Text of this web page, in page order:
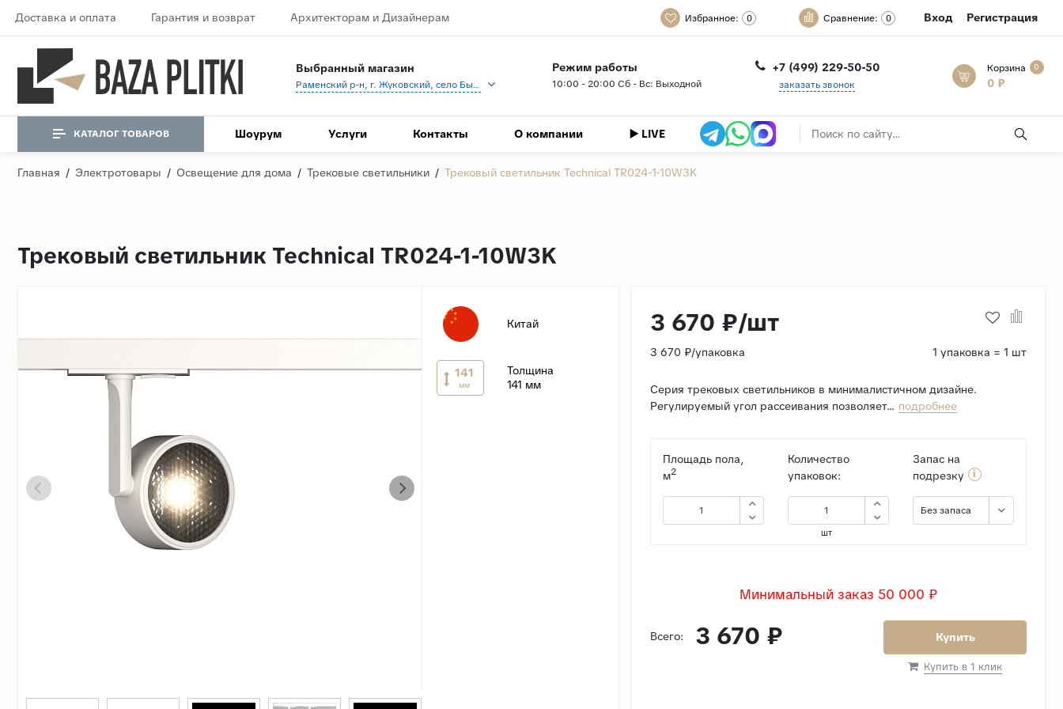
Доставка и оплата Гарантия и возврат Архитекторам и Дизайнерам Избранное: 0 Сравнение: 0 Вход Регистрация
Выбранный магазин
Раменский р-н, г. Жуковский, село Быково, кп Спартак, Береговая ул., 1
Режим работы
10:00 - 20:00 Сб - Вс: Выходной
+7 (499) 229-50-50
заказать звонок
Корзина 0
0 ₽
КАТАЛОГ ТОВАРОВ Шоурум Услуги Контакты О компании ▶️ LIVE
Главная / Электротовары / Освещение для дома / Трековые светильники / Трековый светильник Technical TR024-1-10W3K
Трековый светильник Technical TR024-1-10W3K
Китай
141
мм
Толщина
141 мм
3 670 ₽/шт
3 670 ₽/упаковка 1 упаковка = 1 шт
Серия трековых светильников в минималистичном дизайне.
Регулируемый угол рассеивания позволяет... подробнее
Площадь пола,
м2
Количество
упаковок:
шт
Запас на
подрезку
i
Без запаса
Минимальный заказ 50 000 ₽
Всего: 3 670 ₽ Купить
Купить в 1 клик